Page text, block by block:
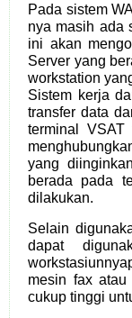
Pada sistem
nya masih ada
ini akan
Server yang
workstation
Sistem kerja
transfer data
terminal
yang
berada pada
dilakukan.
Selain
dapat
mesin fax
cukup tinggi